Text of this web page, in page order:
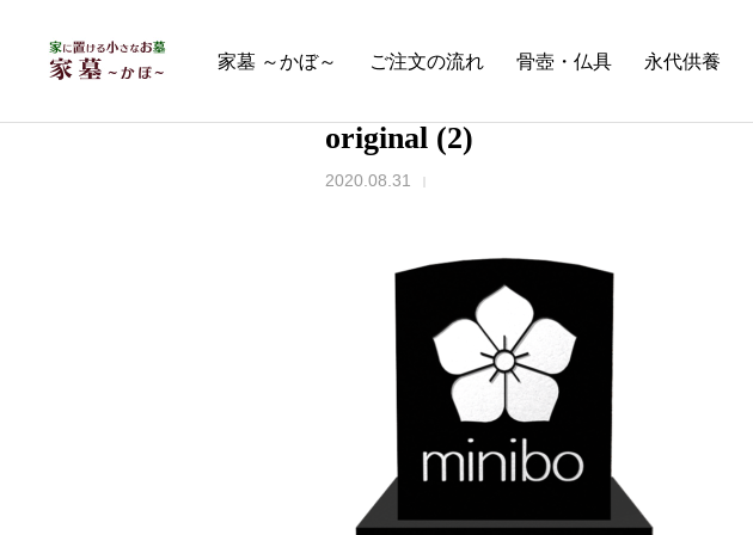
家墓 ～かぼ～ ご注文の流れ 骨壺・仏具 永代供養
original (2)
2020.08.31